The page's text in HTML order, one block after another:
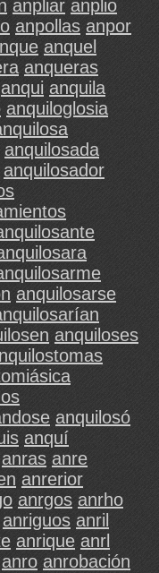
anpliar anplio
anpollas anpor
anquel
anqueras
anqui anquila
anquiloglosia
anquilosada
anquilosador
anquilosarse
anquiloses
anquilosó
anquí
anras anre
anrerior
anrgos anrho
anriguos anril
anrique anrl
anro anrobación